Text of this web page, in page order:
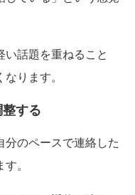
い話題を重ねること
ります。
する
分のペースで連絡した
。